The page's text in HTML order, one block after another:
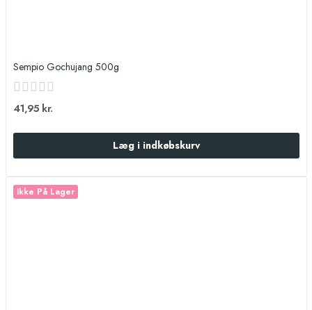
Sempio Gochujang 500g
41,95 kr.
Læg i indkøbskurv
Ikke På Lager